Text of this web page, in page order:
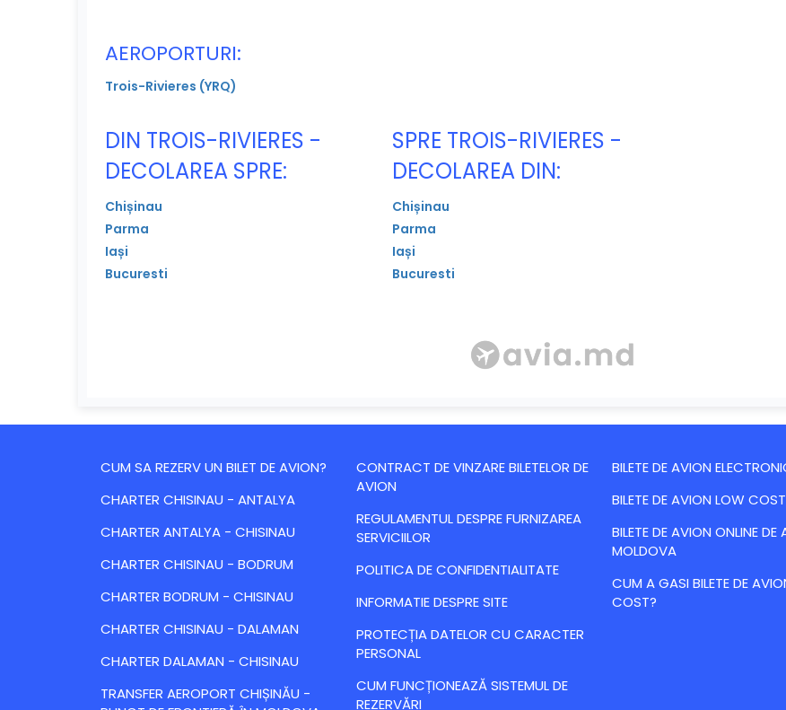
AEROPORTURI:
Trois-Rivieres (YRQ)
DIN TROIS-RIVIERES -
DECOLAREA SPRE:
Chișinau
Parma
Iași
Bucuresti
SPRE TROIS-RIVIERES -
DECOLAREA DIN:
Chișinau
Parma
Iași
Bucuresti
CUM SA REZERV UN BILET DE AVION?
CHARTER CHISINAU - ANTALYA
CHARTER ANTALYA - CHISINAU
CHARTER CHISINAU - BODRUM
CHARTER BODRUM - CHISINAU
CHARTER CHISINAU - DALAMAN
CHARTER DALAMAN - CHISINAU
TRANSFER AEROPORT CHIȘINĂU -
CONTRACT DE VINZARE BILETELOR DE
AVION
REGULAMENTUL DESPRE FURNIZAREA
SERVICIILOR
POLITICA DE CONFIDENTIALITATE
INFORMATIE DESPRE SITE
PROTECȚIA DATELOR CU CARACTER
PERSONAL
CUM FUNCȚIONEAZĂ SISTEMUL DE
REZERVĂRI
BILETE DE AVION
BILETE DE AVION LOW COST
BILETE DE AVION ONLINE DE
MOLDOVA
CUM A GASI BILETE DE
COST?